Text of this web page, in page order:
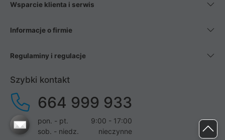
Wsparcie klienta i serwis
Informacje o firmie
Regulaminy i regulacje
Szybki kontakt
664 999 933
pon. - pt.
9:00 - 17:00
sob. - niedz.
nieczynne